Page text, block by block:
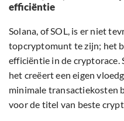
efficiëntie
Solana, of SOL, is er niet
topcryptomunt te zijn; het
efficiëntie in de cryptorace.
het creëert een eigen
minimale transactiekosten
voor de titel van beste